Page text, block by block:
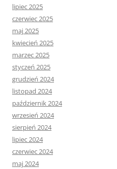
lipiec 2025
czerwiec 2025
maj 2025
kwiecień 2025
marzec 2025
styczeń 2025
grudzień 2024
listopad 2024
październik 2024
wrzesień 2024
sierpień 2024
lipiec 2024
czerwiec 2024
maj 2024